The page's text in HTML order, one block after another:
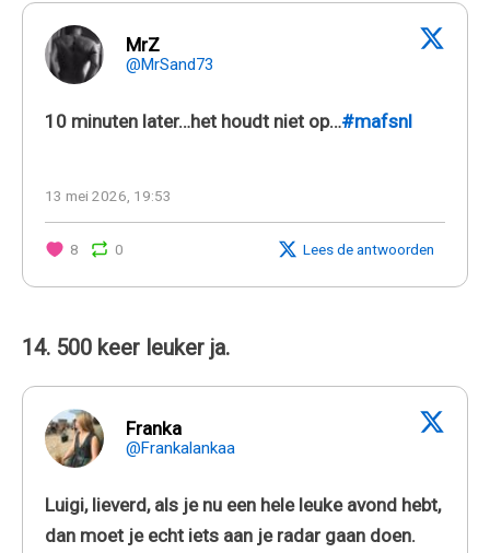
MrZ
@MrSand73
10 minuten later…het houdt niet op…#mafsnl
13 mei 2026, 19:53
8 0 Lees de antwoorden
14. 500 keer leuker ja.
Franka
@Frankalankaa
Luigi, lieverd, als je nu een hele leuke avond hebt,
dan moet je echt iets aan je radar gaan doen.